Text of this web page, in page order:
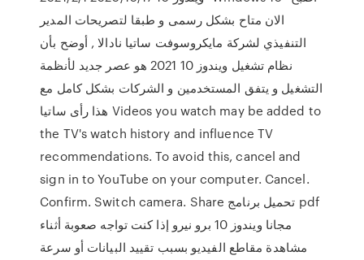
الان متاح بشكل رسمى و طبقا لتصريحات المدير
التنفيذي لشركة مايكروسوفت ساتيا نادالا , أوضح بأن
نظام تشغيل ويندوز 10 2021 هو عصر جديد لأنظمة
التشغيل و يتفق المستخدمين و الشركات بشكل كامل مع
هذا رأى ساتيا Videos you watch may be added to
the TV's watch history and influence TV
recommendations. To avoid this, cancel and
sign in to YouTube on your computer. Cancel.
Confirm. Switch camera. Share تحميل برنامج pdf
مجانا ويندوز 10 برو نيرو إذا كنت تواجه صعوبة أثناء
مشاهدة مقاطع الفيديو بسبب تقييد البيانات أو سرعة